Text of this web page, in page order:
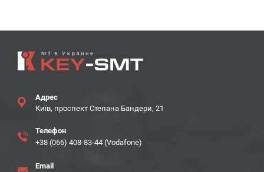
Адрес
Київ, проспект Степана Бандери, 21
Телефон
+38 (066) 408-83-44 (Vodafone)
Email